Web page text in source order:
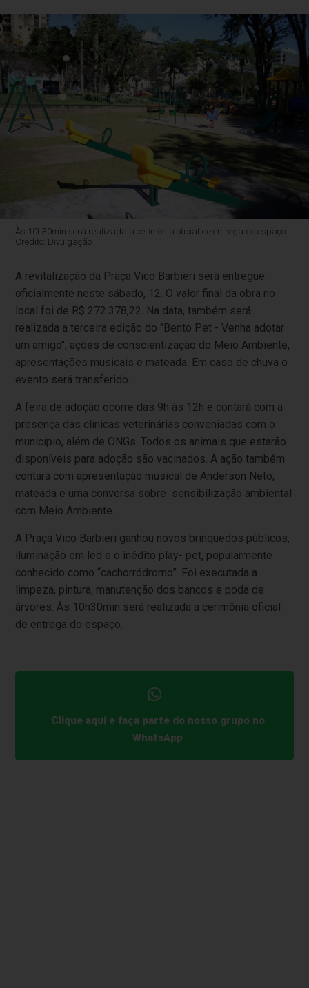
Às 10h30min será realizada a cerimônia oficial de entrega do espaço.
Crédito: Divulgação
A revitalização da Praça Vico Barbieri será entregue
oficialmente neste sábado, 12. O valor final da obra no
local foi de R$ 272.378,22. Na data, também será
realizada a terceira edição do "Bento Pet - Venha adotar
um amigo", ações de conscientização do Meio Ambiente,
apresentações musicais e mateada. Em caso de chuva o
evento será transferido.
A feira de adoção ocorre das 9h às 12h e contará com a
presença das clínicas veterinárias conveniadas com o
município, além de ONGs.Todos os animais que estarão
disponíveis para adoção são vacinados.A ação também
contará com apresentação musical de Anderson Neto,
mateada e uma conversa sobre sensibilização ambiental
com Meio Ambiente.
A Praça Vico Barbieri ganhou novos brinquedos públicos,
iluminação em led e o inédito play- pet, popularmente
conhecido como “cachorródromo”. Foi executada a
limpeza, pintura, manutenção dos bancos e poda de
árvores.Às 10h30min será realizada a cerimônia oficial
de entrega do espaço.
Clique aqui e faça parte do nosso grupo no
WhatsApp